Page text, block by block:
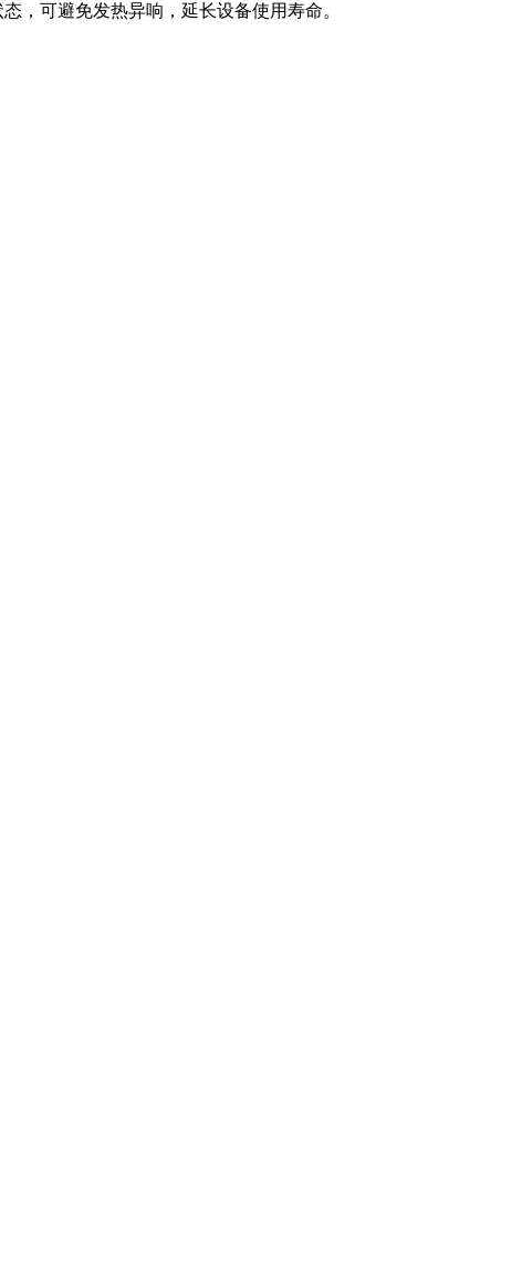
，可避免发热异响，延长设备使用寿命。